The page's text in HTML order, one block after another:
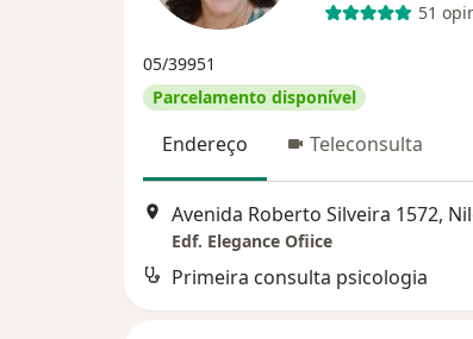
51
05/39951
Parcelamento disponível
Endereço Teleconsulta
Avenida Roberto Silveira 1572,
Edf. Elegance Ofiice
Primeira consulta psicologia